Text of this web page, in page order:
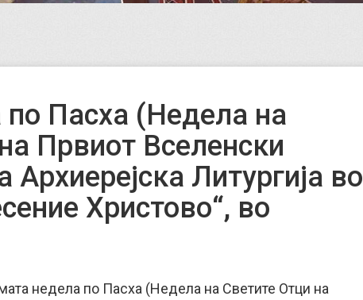
Пасха (Недела на
Првиот Вселенски
Литургија во
Христово“, во
недела по Пасха (Недела на Светите Отци на